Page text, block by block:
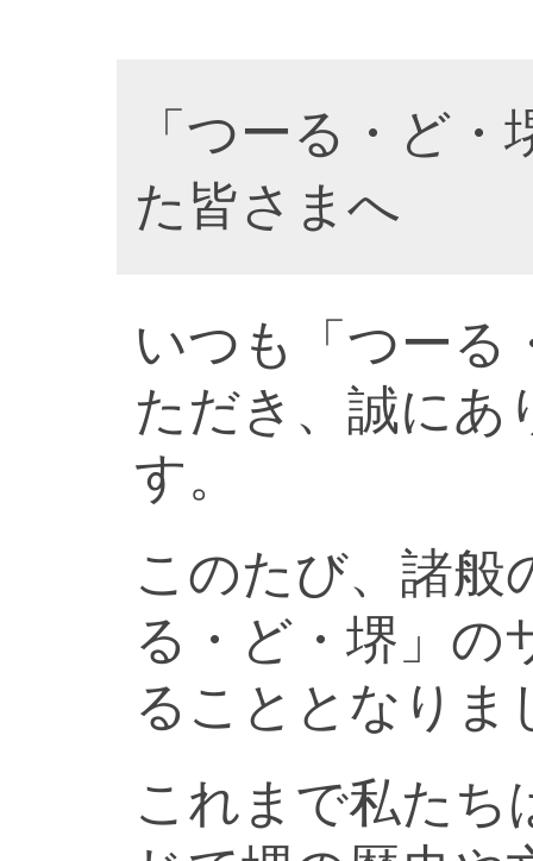
「つーる・ど
た皆さまへ
いつも「つーる
ただき、誠にあ
す。
このたび、諸般
る・ど・堺」の
ることとなりま
これまで私たち